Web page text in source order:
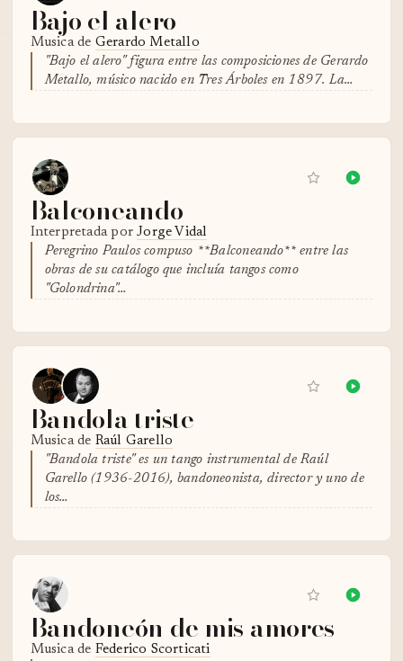
Bajo el alero
Musica de Gerardo Metallo
"Bajo el alero" figura entre las composiciones de Gerardo
Metallo, músico nacido en Tres Árboles en 1897. La…
Balconeando
Interpretada porJorge Vidal
Peregrino Paulos compuso **Balconeando** entre las
obras de su catálogo que incluía tangos como
"Golondrina"…
Bandola triste
Musica de Raúl Garello
"Bandola triste" es un tango instrumental de Raúl
Garello (1936-2016), bandoneonista, director y uno de
los…
Bandoneón de mis amores
Musica de Federico Scorticati